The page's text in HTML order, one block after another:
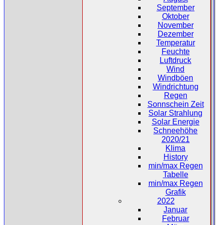
September
Oktober
November
Dezember
Temperatur
Feuchte
Luftdruck
Wind
Windböen
Windrichtung
Regen
Sonnschein Zeit
Solar Strahlung
Solar Energie
Schneehöhe
2020/21
Klima
History
min/max Regen
Tabelle
min/max Regen
Grafik
2022
Januar
Februar